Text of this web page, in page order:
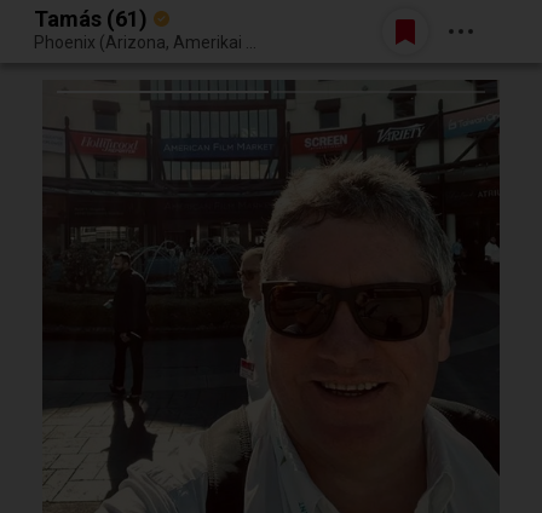
Egy jó randiból bármi lehet.
Belépés
Tamás (61)